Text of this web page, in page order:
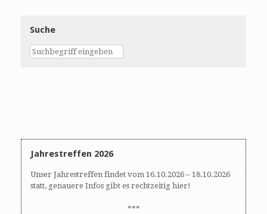
Suche
Jahrestreffen 2026
Unser Jahrestreffen findet vom 16.10.2026 – 18.10.2026
statt, genauere Infos gibt es rechtzeitig hier!
***